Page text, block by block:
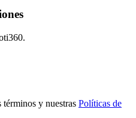
términos y nuestras Políticas de